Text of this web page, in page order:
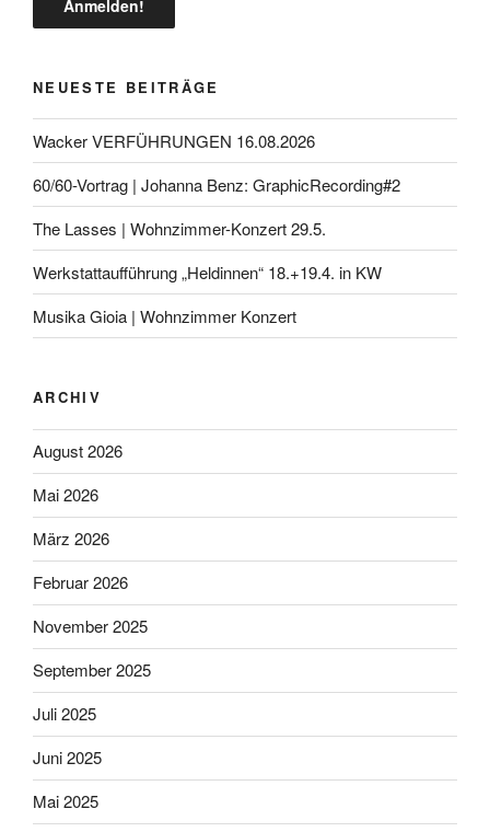
NEUESTE BEITRÄGE
Wacker VERFÜHRUNGEN 16.08.2026
60/60-Vortrag | Johanna Benz: GraphicRecording#2
The Lasses | Wohnzimmer-Konzert 29.5.
Werkstattaufführung „Heldinnen“ 18.+19.4. in KW
Musika Gioia | Wohnzimmer Konzert
ARCHIV
August 2026
Mai 2026
März 2026
Februar 2026
November 2025
September 2025
Juli 2025
Juni 2025
Mai 2025